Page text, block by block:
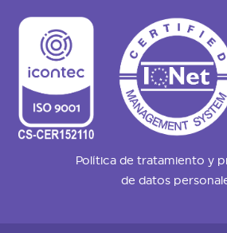
Política de tratamiento y
de datos